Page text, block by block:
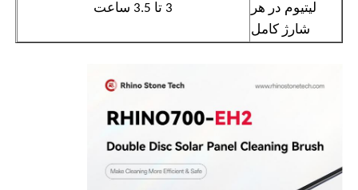
شارژ کامل
3 تا 3.5 ساعت